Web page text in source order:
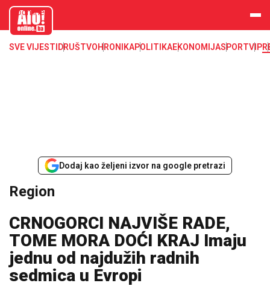
aloonline.b
SVE VIJESTI DRUŠTVOHRONIKAPOLITIKAEKONOMIJASPORTVIP
Dodaj kao željeni izvor na google pretrazi
Region
CRNOGORCI NAJVIŠE RADE,
TOME MORA DOĆI KRAJ Imaju
jednu od najdužih radnih
sedmica u Evropi